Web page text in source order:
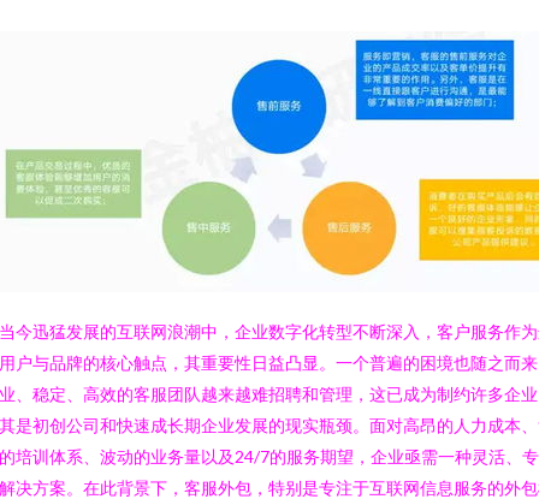
今迅猛发展的互联网浪潮中，企业数字化转型不断深入，客户服务作
户与品牌的核心触点，其重要性日益凸显。一个普遍的困境也随之而
、稳定、高效的客服团队越来越难招聘和管理，这已成为制约许多企
是初创公司和快速成长期企业发展的现实瓶颈。面对高昂的人力成本
培训体系、波动的业务量以及24/7的服务期望，企业亟需一种灵活、
决方案。在此背景下，客服外包，特别是专注于互联网信息服务的外